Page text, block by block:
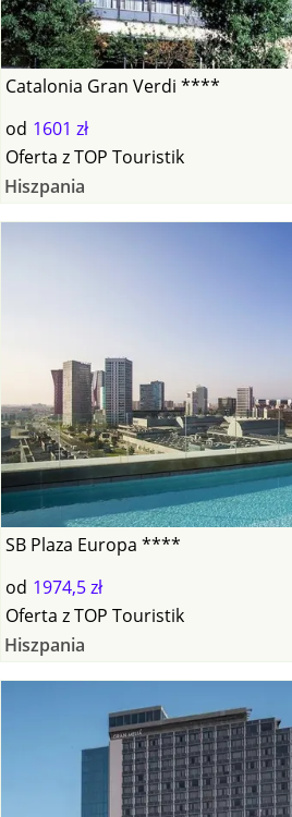
Catalonia Gran Verdi ****
od 1601 zł
Oferta zTOP Touristik
Hiszpania
SB Plaza Europa ****
od 1974,5 zł
Oferta zTOP Touristik
Hiszpania